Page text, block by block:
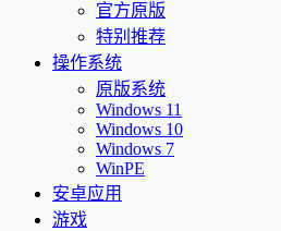
官方原版
特别推荐
操作系统
原版系统
Windows 11
Windows 10
Windows 7
WinPE
安卓应用
游戏